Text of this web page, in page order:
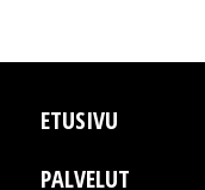
ETUSIVU
PALVELUT